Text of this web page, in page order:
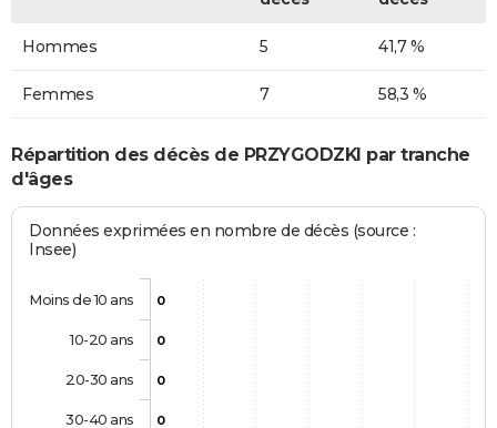
Hommes 5 41,7 %
Femmes 7 58,3 %
Répartition des décès de PRZYGODZKI par tranche
d'âges
Données exprimées en nombre de décès (source :
Insee)
0
0
0
0
Moins de 10 ans
10-20 ans
20-30 ans
30-40 ans